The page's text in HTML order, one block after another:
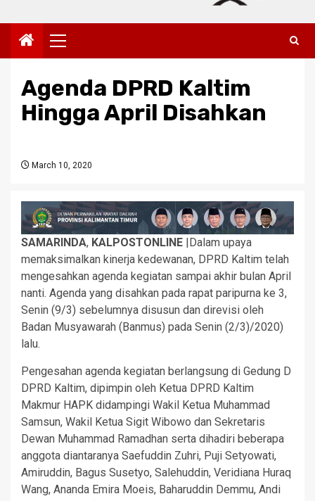
Primary
Menu
Agenda DPRD Kaltim
Hingga April Disahkan
March 10, 2020
SAMARINDA, KALPOSTONLINE |Dalam upaya
memaksimalkan kinerja kedewanan, DPRD Kaltim telah
mengesahkan agenda kegiatan sampai akhir bulan April
nanti. Agenda yang disahkan pada rapat paripurna ke 3,
Senin (9/3) sebelumnya disusun dan direvisi oleh
Badan Musyawarah (Banmus) pada Senin (2/3)/2020)
lalu.
Pengesahan agenda kegiatan berlangsung di Gedung D
DPRD Kaltim, dipimpin oleh Ketua DPRD Kaltim
Makmur HAPK didampingi Wakil Ketua Muhammad
Samsun, Wakil Ketua Sigit Wibowo dan Sekretaris
Dewan Muhammad Ramadhan serta dihadiri beberapa
anggota diantaranya Saefuddin Zuhri, Puji Setyowati,
Amiruddin, Bagus Susetyo, Salehuddin, Veridiana Huraq
Wang, Ananda Emira Moeis, Baharuddin Demmu, Andi